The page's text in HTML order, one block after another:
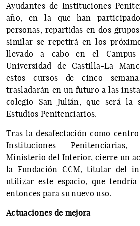
Ayudantes de Instituciones
año, en la que han
personas, repartidas en dos
similar se repetirá en los
llevado a cabo en el
Universidad de Castilla-La
estos cursos de cinco
trasladarán en un futuro a las
colegio San Julián, que será la
Estudios Penitenciarios.
Tras la desafectación como
Instituciones
Ministerio del Interior, cierre un
la Fundación CCM, titular del
utilizar este espacio, que tendría
entonces para su nuevo uso.
Actuaciones de mejora